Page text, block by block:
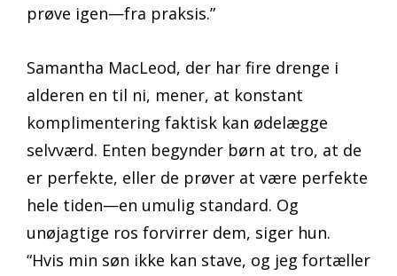
prøve igen—fra praksis.”
Samantha MacLeod, der har fire drenge i
alderen en til ni, mener, at konstant
komplimentering faktisk kan ødelægge
selvværd. Enten begynder børn at tro, at de
er perfekte, eller de prøver at være perfekte
hele tiden—en umulig standard. Og
unøjagtige ros forvirrer dem, siger hun.
“Hvis min søn ikke kan stave, og jeg fortæller